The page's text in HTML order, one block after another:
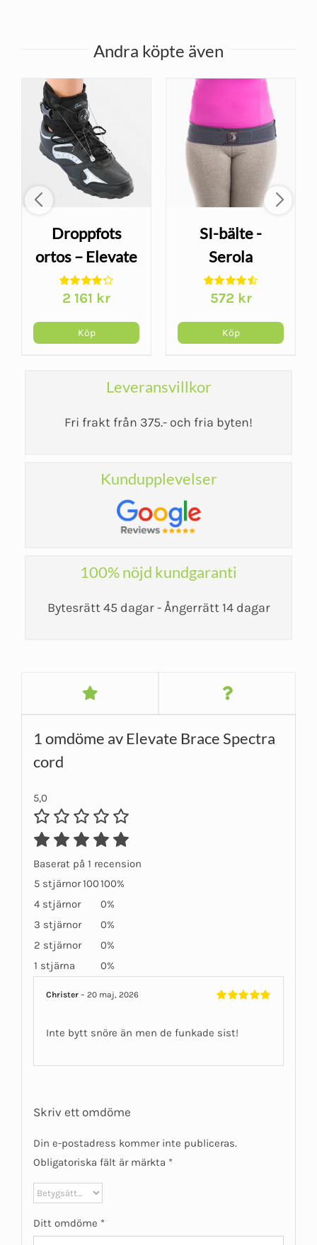
Andra köpte även
Droppfots
ortos – Elevate
Brace
2 161 kr
Köp
SI-bälte -
Serola
Sacroiliac Belt
572 kr
Köp
Leveransvillkor
Fri frakt från 375.- och fria byten!
Kundupplevelser
100% nöjd kundgaranti
Bytesrätt 45 dagar - Ångerrätt 14 dagar
1 omdöme av Elevate Brace Spectra
cord
5,0
Baserat på 1 recension
5 stjärnor100100%
4 stjärnor
0%
3 stjärnor
0%
2 stjärnor
0%
1 stjärna
0%
Christer– 20 maj, 2026
Inte bytt snöre än men de funkade sist!
Skriv ett omdöme
Din e-postadress kommer inte publiceras.
Obligatoriska fält är märkta *
Ditt omdöme *